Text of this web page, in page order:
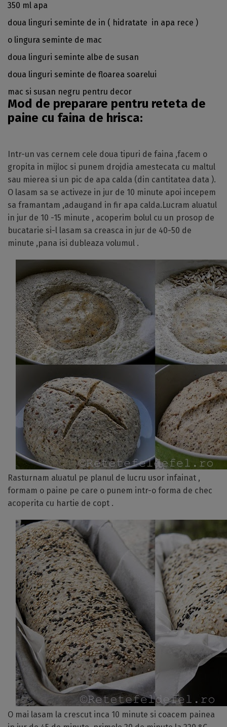
350 ml apa
doua linguri seminte de in ( hidratate in apa rece )
o lingura seminte de mac
doua linguri seminte albe de susan
doua linguri seminte de floarea soarelui
mac si susan negru pentru decor
Mod de preparare pentru reteta de
paine cu faina de hrisca:
Intr-un vas cernem cele doua tipuri de faina ,facem o
gropita in mijloc si punem drojdia amestecata cu maltul
sau mierea si un pic de apa calda (din cantitatea data ).
O lasam sa se activeze in jur de 10 minute apoi incepem
sa framantam ,adaugand in fir apa calda.Lucram aluatul
in jur de 10 -15 minute , acoperim bolul cu un prosop de
bucatarie si-l lasam sa creasca in jur de 40-50 de
minute ,pana isi dubleaza volumul .
Rasturnam aluatul pe planul de lucru usor infainat ,
formam o paine pe care o punem intr-o forma de chec
acoperita cu hartie de copt .
O mai lasam la crescut inca 10 minute si coacem painea